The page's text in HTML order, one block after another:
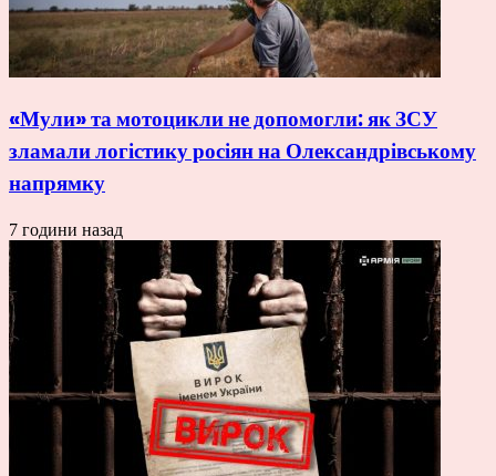
«Мули» та мотоцикли не допомогли: як ЗСУ
зламали логістику росіян на Олександрівському
напрямку
7 години назад